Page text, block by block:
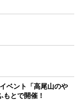
ベント「高尾山のや
もとで開催！